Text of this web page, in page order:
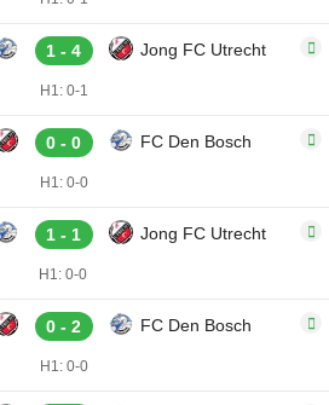
1 - 4 Jong FC Utrecht
H1: 0-1
0 - 0 FC Den Bosch
H1: 0-0
1 - 1 Jong FC Utrecht
H1: 0-0
0 - 2 FC Den Bosch
H1: 0-0